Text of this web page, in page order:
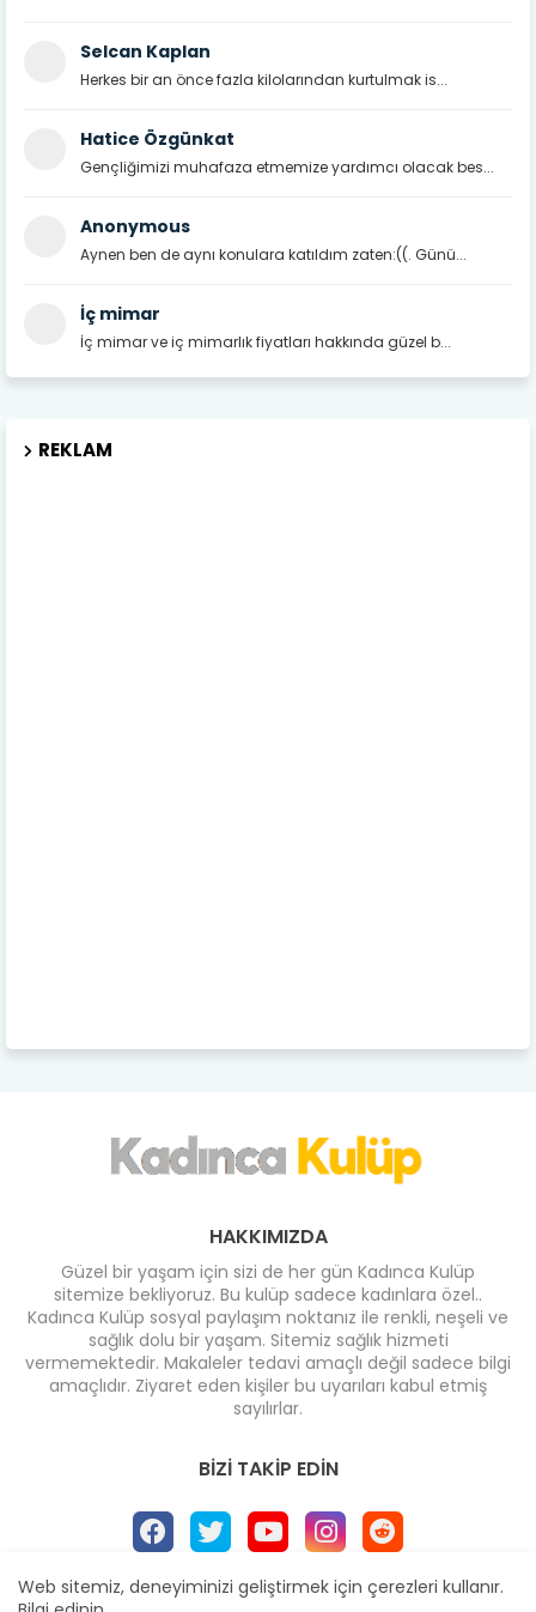
Selcan Kaplan
Herkes bir an önce fazla kilolarından kurtulmak is...
Hatice Özgünkat
Gençliğimizi muhafaza etmemize yardımcı olacak bes...
Anonymous
Aynen ben de aynı konulara katıldım zaten:((. Günü...
İç mimar
İç mimar ve iç mimarlık fiyatları hakkında güzel b...
REKLAM
HAKKIMIZDA
Güzel bir yaşam için sizi de her gün Kadınca Kulüp
sitemize bekliyoruz. Bu kulüp sadece kadınlara özel..
Kadınca Kulüp sosyal paylaşım noktanız ile renkli, neşeli ve
sağlık dolu bir yaşam. Sitemiz sağlık hizmeti
vermemektedir. Makaleler tedavi amaçlı değil sadece bilgi
amaçlıdır. Ziyaret eden kişiler bu uyarıları kabul etmiş
sayılırlar.
BIZI TAKIP EDIN
Web sitemiz, deneyiminizi geliştirmek için çerezleri kullanır.